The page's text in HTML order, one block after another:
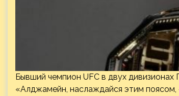
Бывший чемпион UFC в двух
«Алджамейн, наслаждайся этим